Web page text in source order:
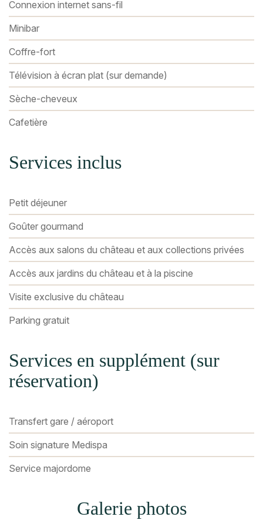
Connexion internet sans-fil
Minibar
Coffre-fort
Télévision à écran plat (sur demande)
Sèche-cheveux
Cafetière
Services inclus
Petit déjeuner
Goûter gourmand
Accès aux salons du château et aux collections privées
Accès aux jardins du château et à la piscine
Visite exclusive du château
Parking gratuit
Services en supplément (sur
réservation)
Transfert gare / aéroport
Soin signature Medispa
Service majordome
Galerie photos